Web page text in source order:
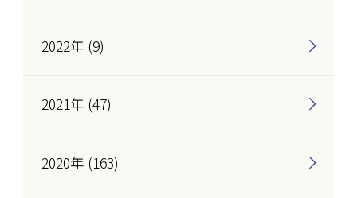
2022年 (9)
2021年 (47)
2020年 (163)